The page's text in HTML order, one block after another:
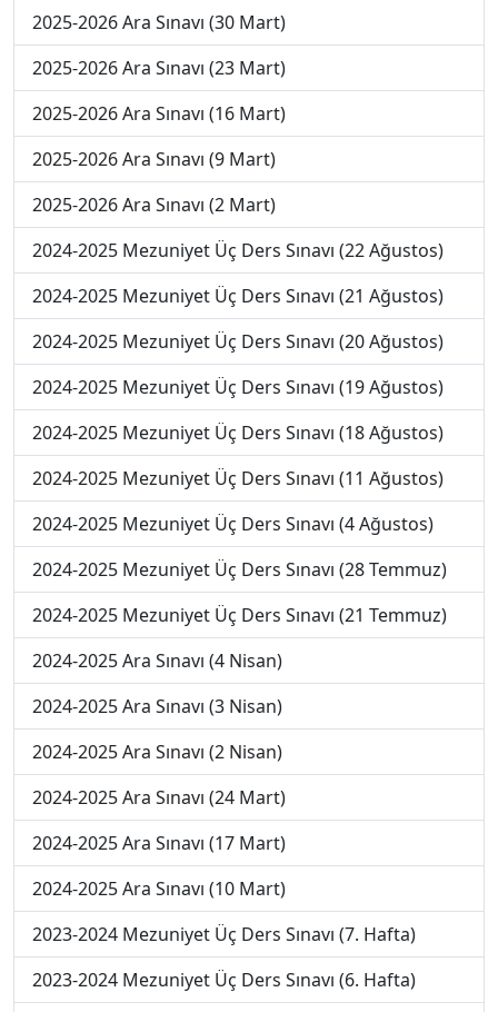
2025-2026 Ara Sınavı (30 Mart)
2025-2026 Ara Sınavı (23 Mart)
2025-2026 Ara Sınavı (16 Mart)
2025-2026 Ara Sınavı (9 Mart)
2025-2026 Ara Sınavı (2 Mart)
2024-2025 Mezuniyet Üç Ders Sınavı (22 Ağustos)
2024-2025 Mezuniyet Üç Ders Sınavı (21 Ağustos)
2024-2025 Mezuniyet Üç Ders Sınavı (20 Ağustos)
2024-2025 Mezuniyet Üç Ders Sınavı (19 Ağustos)
2024-2025 Mezuniyet Üç Ders Sınavı (18 Ağustos)
2024-2025 Mezuniyet Üç Ders Sınavı (11 Ağustos)
2024-2025 Mezuniyet Üç Ders Sınavı (4 Ağustos)
2024-2025 Mezuniyet Üç Ders Sınavı (28 Temmuz)
2024-2025 Mezuniyet Üç Ders Sınavı (21 Temmuz)
2024-2025 Ara Sınavı (4 Nisan)
2024-2025 Ara Sınavı (3 Nisan)
2024-2025 Ara Sınavı (2 Nisan)
2024-2025 Ara Sınavı (24 Mart)
2024-2025 Ara Sınavı (17 Mart)
2024-2025 Ara Sınavı (10 Mart)
2023-2024 Mezuniyet Üç Ders Sınavı (7. Hafta)
2023-2024 Mezuniyet Üç Ders Sınavı (6. Hafta)